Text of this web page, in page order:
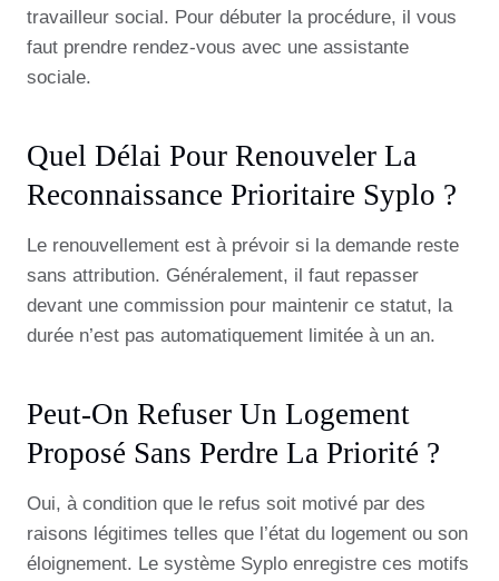
travailleur social. Pour débuter la procédure, il vous
faut prendre rendez-vous avec une assistante
sociale.
Quel Délai Pour Renouveler La
Reconnaissance Prioritaire Syplo ?
Le renouvellement est à prévoir si la demande reste
sans attribution. Généralement, il faut repasser
devant une commission pour maintenir ce statut, la
durée n’est pas automatiquement limitée à un an.
Peut-On Refuser Un Logement
Proposé Sans Perdre La Priorité ?
Oui, à condition que le refus soit motivé par des
raisons légitimes telles que l’état du logement ou son
éloignement. Le système Syplo enregistre ces motifs